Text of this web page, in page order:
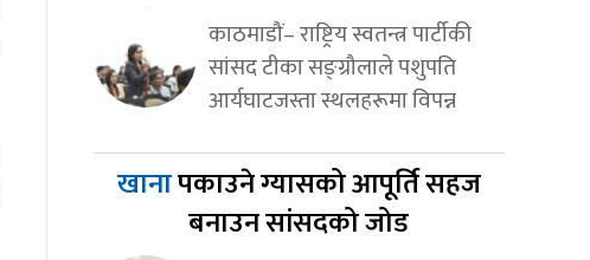
काठमाडौं– राष्ट्रिय स्वतन्त्र पार्टीकी
सांसद टीका सङ्ग्रौलाले पशुपति
आर्यघाटजस्ता स्थलहरूमा विपन्न
खानापकाउने ग्यासको आपूर्ति सहज
बनाउन सांसदको जोड